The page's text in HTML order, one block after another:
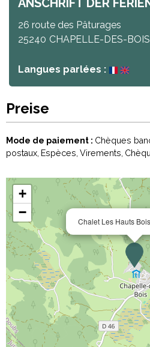
ANSCHRIFT DER
26 route des Pâturages
25240 CHAPELLE-DES-BOIS
Langues parlées :
Preise
Mode de paiement : Chèques
postaux Espèces Virements
Chalet Les Hauts
+
−